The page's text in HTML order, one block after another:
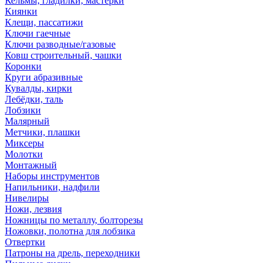
Киянки
Клещи, пассатижи
Ключи гаечные
Ключи разводные/газовые
Ковш строительный, чашки
Коронки
Круги абразивные
Кувалды, кирки
Лебёдки, таль
Лобзики
Малярный
Метчики, плашки
Миксеры
Молотки
Монтажный
Наборы инструментов
Напильники, надфили
Нивелиры
Ножи, лезвия
Ножницы по металлу, болторезы
Ножовки, полотна для лобзика
Отвертки
Патроны на дрель, переходники